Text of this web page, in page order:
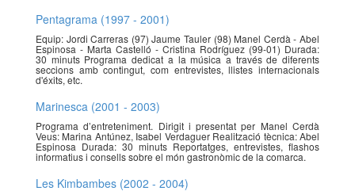
Pentagrama (1997 - 2001)
Equip: Jordi Carreras (97) Jaume Tauler (98) Manel Cerdà - Abel
Espinosa - Marta Castelló - Cristina Rodríguez (99-01) Durada:
30 minuts Programa dedicat a la música a través de diferents
seccions amb contingut, com entrevistes, llistes internacionals
d'éxits, etc.
Marinesca (2001 - 2003)
Programa d’entreteniment. Dirigit i presentat per Manel Cerdà
Veus: Marina Antúnez, Isabel Verdaguer Realització tècnica: Abel
Espinosa Durada: 30 minuts Reportatges, entrevistes, flashos
informatius i consells sobre el món gastronòmic de la comarca.
Les Kimbambes (2002 - 2004)